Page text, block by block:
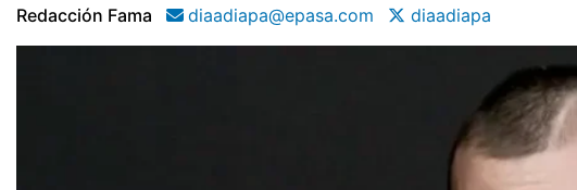
Redacción Fama diaadiapa@epasa.com diaadiapa